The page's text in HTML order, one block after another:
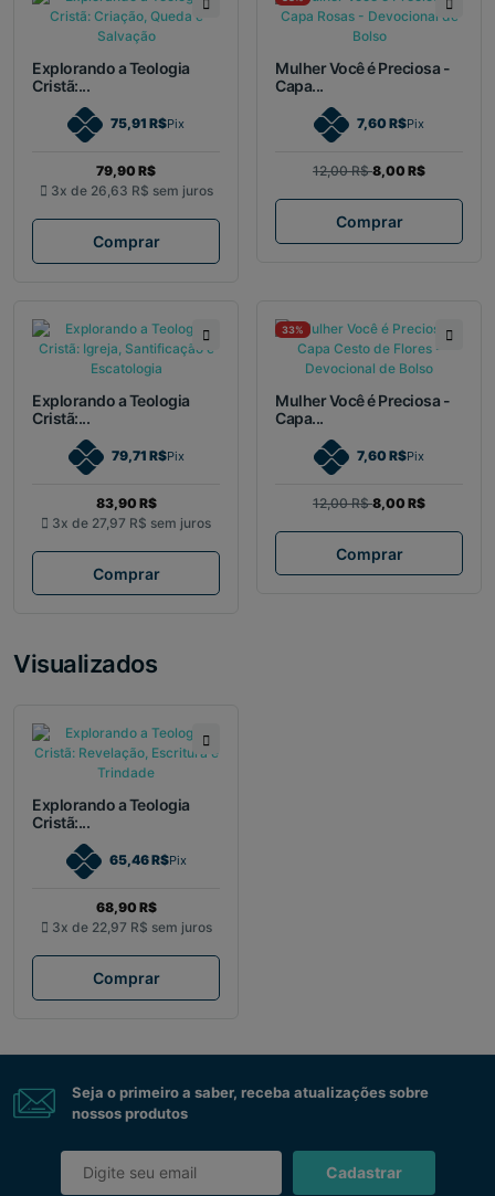
Explorando a Teologia
Cristã:...
75,91 R$Pix
79,90 R$
3x de 26,63 R$ sem juros
Comprar
Mulher Você é Preciosa -
Capa...
7,60 R$Pix
12,00 R$8,00 R$
Comprar
Explorando a Teologia
Cristã:...
79,71 R$Pix
83,90 R$
3x de 27,97 R$ sem juros
Comprar
33%
Mulher Você é Preciosa -
Capa...
7,60 R$Pix
12,00 R$8,00 R$
Comprar
Visualizados
Explorando a Teologia
Cristã:...
65,46 R$Pix
68,90 R$
3x de 22,97 R$ sem juros
Comprar
Seja o primeiro a saber, receba atualizações sobre
nossos produtos
Cadastrar